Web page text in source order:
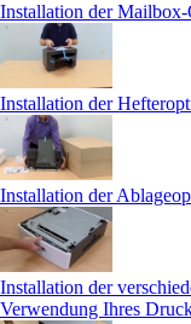
Installation der
Installation der
Installation der
Installation der
Verwendung Ihres